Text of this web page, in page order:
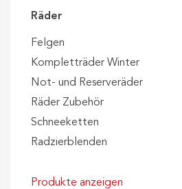
Räder
Felgen
Kompletträder Winter
Not- und Reserveräder
Räder Zubehör
Schneeketten
Radzierblenden
Produkte anzeigen